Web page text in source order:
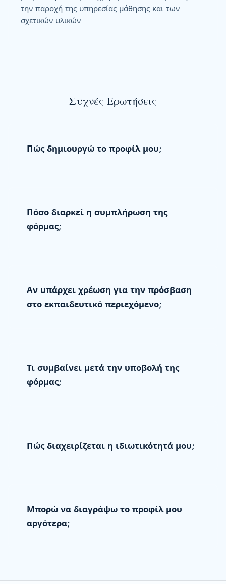
την παροχή της υπηρεσίας μάθησης και των
σχετικών υλικών.
Συχνές Ερωτήσεις
Πώς δημιουργώ το προφίλ μου;
Πόσο διαρκεί η συμπλήρωση της
φόρμας;
Αν υπάρχει χρέωση για την πρόσβαση
στο εκπαιδευτικό περιεχόμενο;
Τι συμβαίνει μετά την υποβολή της
φόρμας;
Πώς διαχειρίζεται η ιδιωτικότητά μου;
Μπορώ να διαγράψω το προφίλ μου
αργότερα;